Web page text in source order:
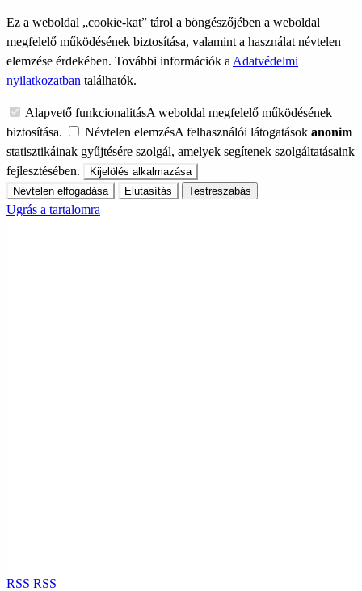
Ez a weboldal „cookie-kat” tárol a böngészőjében a weboldal
megfelelő működésének biztosítása, valamint a használat névtelen
elemzése érdekében. További információk a Adatvédelmi
nyilatkozatban találhatók.
Alapvető funkcionalitásA weboldal megfelelő működésének
biztosítása.
Névtelen elemzésA felhasználói látogatások anonim
statisztikáinak gyűjtésére szolgál, amelyek segítenek szolgáltatásaink
fejlesztésében.
Kijelölés alkalmazása
Névtelen elfogadása
Elutasítás Testreszabás
Ugrás a tartalomra
RSS RSS